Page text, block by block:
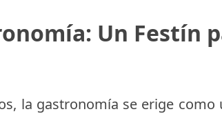
Un Festín
la gastronomía se erige